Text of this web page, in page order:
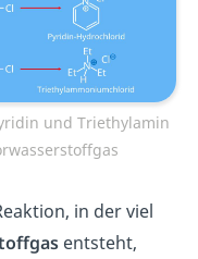
und Triethylamin
in der viel
entsteht,